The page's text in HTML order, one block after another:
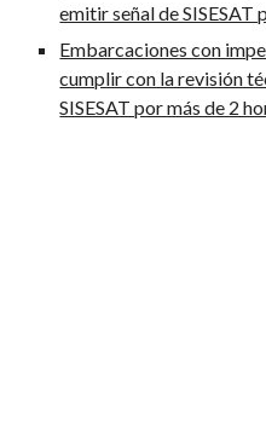
emitir señal de SISESAT
Embarcaciones con
cumplir con la revisión
SISESAT por más de 2